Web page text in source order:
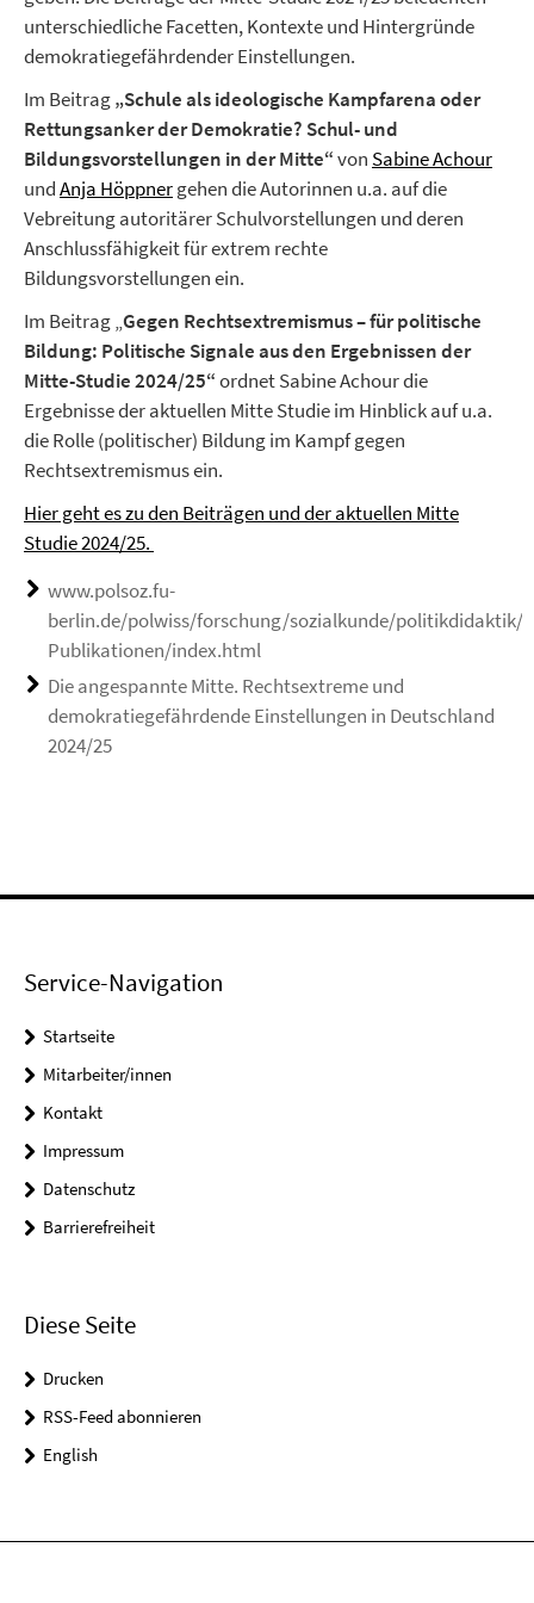
unterschiedliche Facetten, Kontexte und Hintergründe
demokratiegefährdender Einstellungen.
Im Beitrag„Schule als ideologische Kampfarena oder
Rettungsanker der Demokratie? Schul- und
Bildungsvorstellungen in der Mitte“von Sabine Achour
undAnja Höppnergehen die Autorinnen u.a. auf die
Vebreitung autoritärer Schulvorstellungen und deren
Anschlussfähigkeit für extrem rechte
Bildungsvorstellungen ein.
Im Beitrag „Gegen Rechtsextremismus – für politische
Bildung: Politische Signale aus den Ergebnissen der
Mitte-Studie 2024/25“ordnet Sabine Achour die
Ergebnisse der aktuellen Mitte Studie im Hinblick auf u.a.
die Rolle (politischer) Bildung im Kampf gegen
Rechtsextremismus ein.
Hier geht es zu den Beiträgen und der aktuellen Mitte
Studie 2024/25.
www.polsoz.fu-
berlin.de/polwiss/forschung/sozialkunde/politikdidaktik/
Publikationen/index.html
Die angespannte Mitte. Rechtsextreme und
demokratiegefährdende Einstellungen in Deutschland
2024/25
Service-Navigation
Startseite
Mitarbeiter/innen
Kontakt
Impressum
Datenschutz
Barrierefreiheit
Diese Seite
Drucken
RSS-Feed abonnieren
English